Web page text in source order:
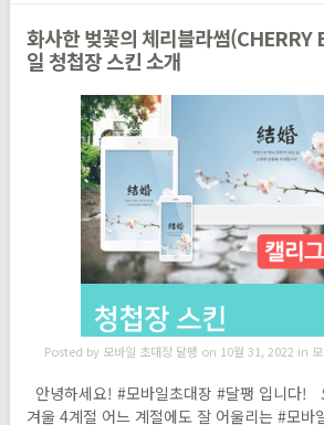
화사한 벚꽃의 체리블라썸(CHERRY
일 청첩장 스킨 소개
Posted by 모바일 초대장 달팽 on 10월 31, 2022 in
안녕하세요! #모바일초대장 #달팽 입니다!
겨울 4계절 어느 계절에도 잘 어울리는 #모바